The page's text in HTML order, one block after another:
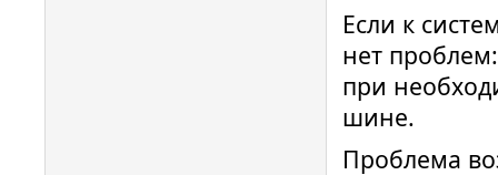
Если к
нет
при
шине.
Проблема